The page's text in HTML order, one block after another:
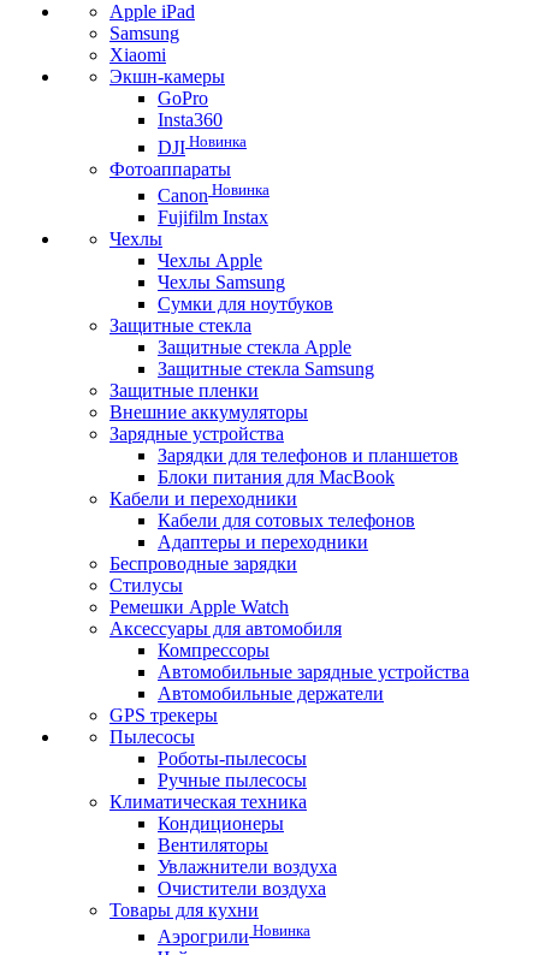
Apple iPad
Samsung
Xiaomi
Экшн-камеры
GoPro
Insta360
DJI Новинка
Фотоаппараты
Canon Новинка
Fujifilm Instax
Чехлы
Чехлы Apple
Чехлы Samsung
Сумки для ноутбуков
Защитные стекла
Защитные стекла Apple
Защитные стекла Samsung
Защитные пленки
Внешние аккумуляторы
Зарядные устройства
Зарядки для телефонов и планшетов
Блоки питания для MacBook
Кабели и переходники
Кабели для сотовых телефонов
Адаптеры и переходники
Беспроводные зарядки
Стилусы
Ремешки Apple Watch
Аксессуары для автомобиля
Компрессоры
Автомобильные зарядные устройства
Автомобильные держатели
GPS трекеры
Пылесосы
Роботы-пылесосы
Ручные пылесосы
Климатическая техника
Кондиционеры
Вентиляторы
Увлажнители воздуха
Очистители воздуха
Товары для кухни
Аэрогрили Новинка